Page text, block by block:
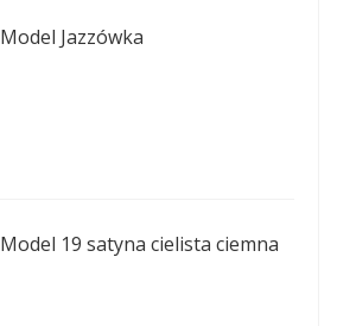
Model Jazzówka
Model 19 satyna cielista ciemna